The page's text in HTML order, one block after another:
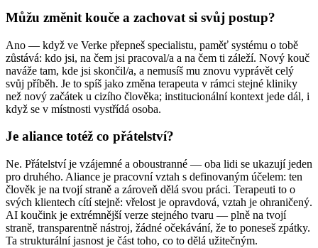
Můžu změnit kouče a zachovat si svůj postup?
Ano — když ve Verke přepneš specialistu, paměť systému o tobě
zůstává: kdo jsi, na čem jsi pracoval/a a na čem ti záleží. Nový kouč
naváže tam, kde jsi skončil/a, a nemusíš mu znovu vyprávět celý
svůj příběh. Je to spíš jako změna terapeuta v rámci stejné kliniky
než nový začátek u cizího člověka; institucionální kontext jede dál, i
když se v místnosti vystřídá osoba.
Je aliance totéž co přátelství?
Ne. Přátelství je vzájemné a oboustranné — oba lidi se ukazují jeden
pro druhého. Aliance je pracovní vztah s definovaným účelem: ten
člověk je na tvojí straně a zároveň dělá svou práci. Terapeuti to o
svých klientech cítí stejně: vřelost je opravdová, vztah je ohraničený.
AI koučink je extrémnější verze stejného tvaru — plně na tvojí
straně, transparentně nástroj, žádné očekávání, že to poneseš zpátky.
Ta strukturální jasnost je část toho, co to dělá užitečným.